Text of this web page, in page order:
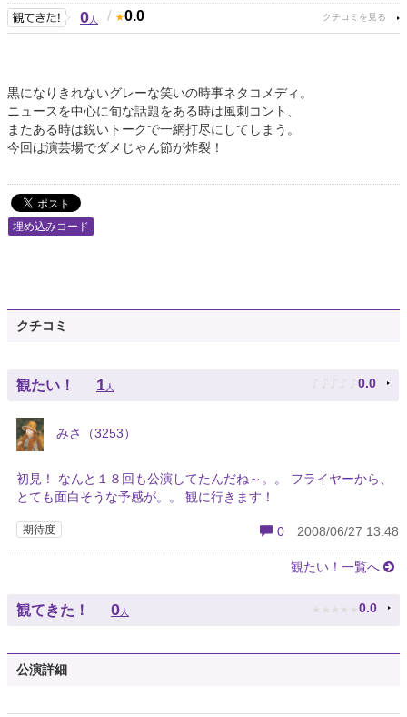
0人 / 0.0
黒になりきれないグレーな笑いの時事ネタコメディ。
ニュースを中心に旬な話題をある時は風刺コント、
またある時は鋭いトークで一網打尽にしてしまう。
今回は演芸場でダメじゃん節が炸裂！
埋め込みコード
クチコミ
観たい！ 1人 ♪ ♪ ♪ ♪ ♪ 0.0
みさ（3253）
初見！ なんと１８回も公演してたんだね～。。 フライヤーから、
とても面白そうな予感が。。 観に行きます！
期待度 0 2008/06/27 13:48
観たい！一覧へ
観てきた！ 0 人 ★ ★ ★ ★ ★ 0.0
公演詳細